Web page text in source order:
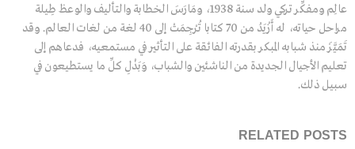
عالِم ومفكِّر تركي ولد سنة 1938، ومَارَسَ الخطابة والتأليف والوعظ طِيلة
مراحل حياته، له أَزْيَدُ من 70 كتابا تُرْجِمَتْ إلى 40 لغة من لغات العالم. وقد
تَمَيَّزَ منذ شبابه المبكر بقدرته الفائقة على التأثير في مستمعيه، فدعاهم إلى
تعليم الأجيال الجديدة من الناشئين والشباب، وَبَذْلِ كلِّ ما يستطيعون في
سبيل ذلك.
RELATED POSTS